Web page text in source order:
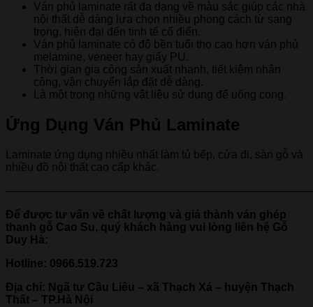
Ván phủ laminate rất đa dạng về màu sắc giúp các nhà
nội thất dễ dàng lựa chọn nhiều phong cách từ sang
trọng, hiện đại đến tinh tế cổ điển.
Ván phủ laminate có độ bền tuổi thọ cao hơn ván phủ
melamine, veneer hay giấy PU.
Thời gian gia công sản xuất nhanh, tiết kiệm nhân
công, vận chuyển lắp đặt dễ dàng.
Là một trong những vật liệu sử dụng để uống cong.
​Ứng Dụng Ván Phủ Laminate
Laminate ứng dụng nhiều nhất làm tủ bếp, cửa đi, sàn gỗ và
nhiều đồ nội thất cao cấp khác.
Để được tư vấn về chất lượng và giá thành ván ghép
thanh gỗ Cao Su, quý khách hàng vui lòng liên hệ Gỗ
Duy Hà:
Hotline: 0966.519.723
Địa chỉ: Ngã tư Cầu Liêu – xã Thạch Xá – huyện Thạch
Thất – TP.Hà Nội